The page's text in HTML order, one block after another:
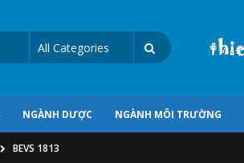
NGÀNH DƯỢC NGÀNH MÔI TRƯỜNG
BEVS 1813